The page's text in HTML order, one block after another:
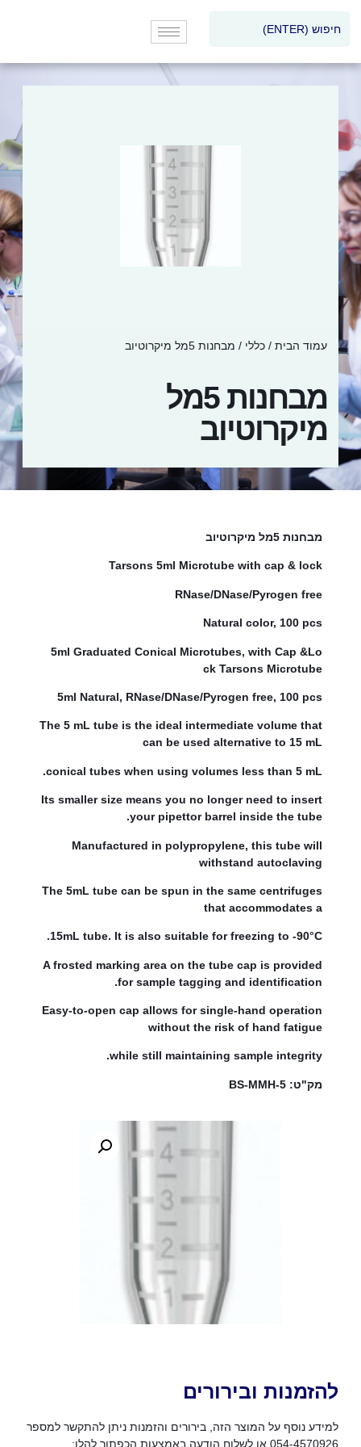
עמוד הבית / כללי / מבחנות 5מל מיקרוטיוב
מבחנות 5מל
מיקרוטיוב
מבחנות 5מל מיקרוטיוב
Tarsons 5ml Microtube with cap & lock
RNase/DNase/Pyrogen free
Natural color, 100 pcs
5ml Graduated Conical Microtubes, with Cap &Lo
ck Tarsons Microtube
5ml Natural, RNase/DNase/Pyrogen free, 100 pcs
The 5 mL tube is the ideal intermediate volume that
can be used alternative to 15 mL
conical tubes when using volumes less than 5 mL.
Its smaller size means you no longer need to insert
your pipettor barrel inside the tube.
Manufactured in polypropylene, this tube will
withstand autoclaving
The 5mL tube can be spun in the same centrifuges
that accommodates a
15mL tube. It is also suitable for freezing to -90°C.
A frosted marking area on the tube cap is provided
for sample tagging and identification.
Easy-to-open cap allows for single-hand operation
without the risk of hand fatigue
while still maintaining sample integrity.
מק"ט: BS-MMH-5
להזמנות ובירורים
למידע נוסף על המוצר הזה, בירורים והזמנות ניתן להתקשר למספר
054-4570926 או לשלוח הודעה באמצעות הכפתור להלן: